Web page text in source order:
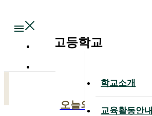
학교소개
교육활동안내
학교소개
교육활동안내
대전대신고등학교
오늘의 말씀